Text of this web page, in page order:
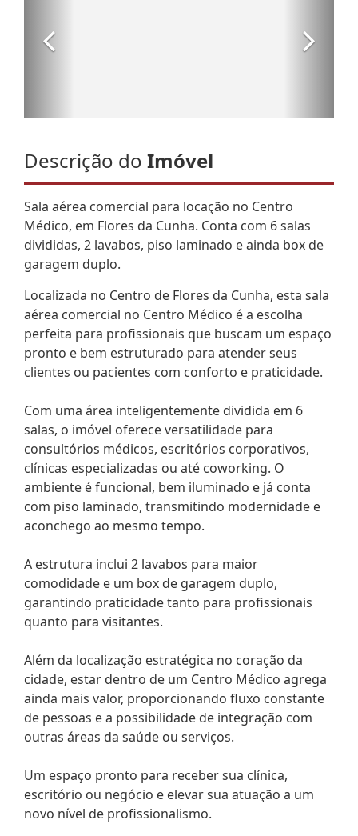
Descrição do Imóvel
Sala aérea comercial para locação no Centro
Médico, em Flores da Cunha. Conta com 6 salas
divididas, 2 lavabos, piso laminado e ainda box de
garagem duplo.
Localizada no Centro de Flores da Cunha, esta sala
aérea comercial no Centro Médico é a escolha
perfeita para profissionais que buscam um espaço
pronto e bem estruturado para atender seus
clientes ou pacientes com conforto e praticidade.
Com uma área inteligentemente dividida em 6
salas, o imóvel oferece versatilidade para
consultórios médicos, escritórios corporativos,
clínicas especializadas ou até coworking. O
ambiente é funcional, bem iluminado e já conta
com piso laminado, transmitindo modernidade e
aconchego ao mesmo tempo.
A estrutura inclui 2 lavabos para maior
comodidade e um box de garagem duplo,
garantindo praticidade tanto para profissionais
quanto para visitantes.
Além da localização estratégica no coração da
cidade, estar dentro de um Centro Médico agrega
ainda mais valor, proporcionando fluxo constante
de pessoas e a possibilidade de integração com
outras áreas da saúde ou serviços.
Um espaço pronto para receber sua clínica,
escritório ou negócio e elevar sua atuação a um
novo nível de profissionalismo.